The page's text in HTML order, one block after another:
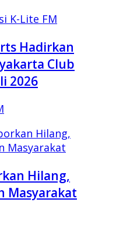
K-Lite FM
Hadirkan
Club
2026
Hilang,
Masyarakat